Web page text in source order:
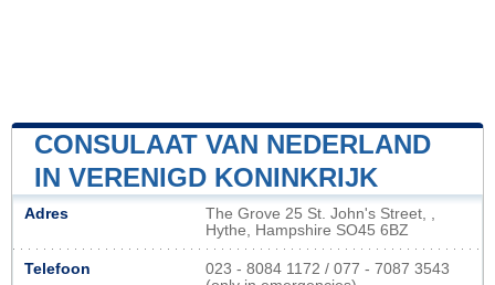
CONSULAAT VAN NEDERLAND
IN VERENIGD KONINKRIJK
Adres
The Grove 25 St. John's Street, ,
Hythe, Hampshire SO45 6BZ
Telefoon
023 - 8084 1172 / 077 - 7087 3543